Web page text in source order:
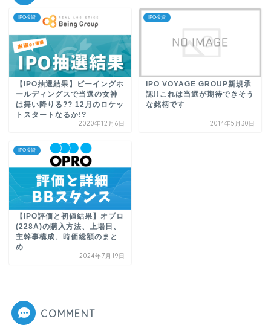
IPO投資
【IPO抽選結果】ビーイングホ
ールディングスで当選の女神
は舞い降りる?? 12月のロケッ
トスタートなるか!?
2020年12月6日
IPO投資
IPO VOYAGE GROUP新規承
認!!これは当選が期待できそう
な銘柄です
2014年5月30日
IPO投資
【IPO評価と初値結果】オプロ
(228A)の購入方法、上場日、
主幹事構成、時価総額のまと
め
2024年7月19日
COMMENT